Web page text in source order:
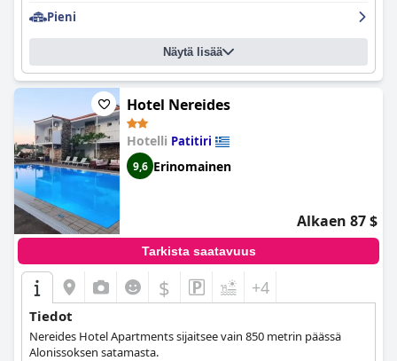
neuvoja parhaista rannoista, retkistä ja kaupoista. Hotelli
sijaitsee kätevällä paikalla, on erittäin siisti ja hinnat ovat
kohtuulliset ja tarjoavat erinomaista vastinetta tarjotulle
vieraanvaraisuuden laadulle. Kaiken kaikkiaanHaravgi Hotelon
täydellinen kohde matkailijoille, jotka etsivät rentouttavaa
lomaa intiimissä ympäristössä lämpimien ja vieraanvaraisten
isäntien kanssa.
Pieni
Näytä lisää
Hotel Nereides
Hotelli Patitiri
9,6 Erinomainen
Alkaen 87 $
Tarkista saatavuus
$ +4
Tiedot
Nereides Hotel Apartments sijaitsee vain 850 metrin päässä
Alonissoksen satamasta.